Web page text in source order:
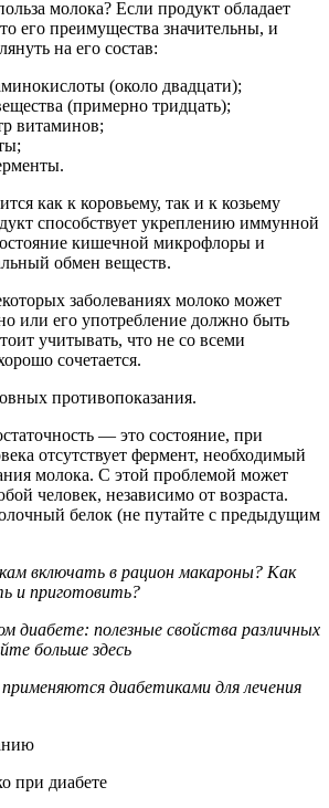
молока? Если продукт обладает
его преимущества значительны, и
на его состав:
(около двадцати);
(примерно тридцать);
витаминов;
как к коровьему, так и к козьему
способствует укреплению иммунной
кишечной микрофлоры и
обмен веществ.
заболеваниях молоко может
или его употребление должно быть
учитывать, что не со всеми
сочетается.
противопоказания.
— это состояние, при
отсутствует фермент, необходимый
молока. С этой проблемой может
человек, независимо от возраста.
белок (не путайте с предыдущим
включать в рацион макароны? Как
и приготовить?
диабете: полезные свойства различных
больше здесь
применяются диабетиками для лечения